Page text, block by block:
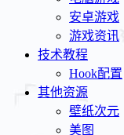
安卓游戏
游戏资讯
技术教程
Hook配置
其他资源
壁纸次元
美图